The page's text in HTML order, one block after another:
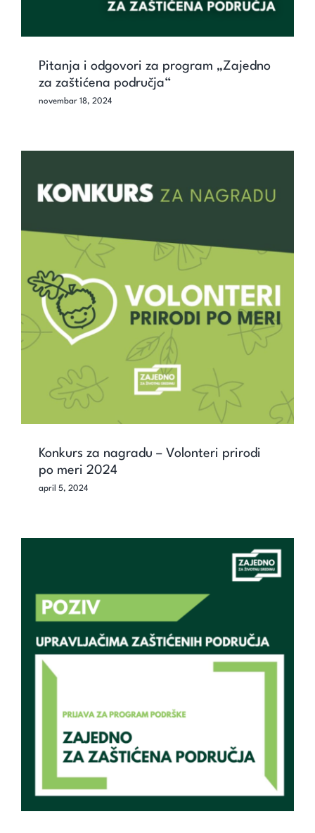
Pitanja i odgovori za program „Zajedno
za zaštićena područja“
novembar 18, 2024
Konkurs za nagradu – Volonteri prirodi
po meri 2024
Konkurs za nagradu – Volonteri prirodi
po meri 2024
april 5, 2024
Poziv upravljačima zaštićenih područja